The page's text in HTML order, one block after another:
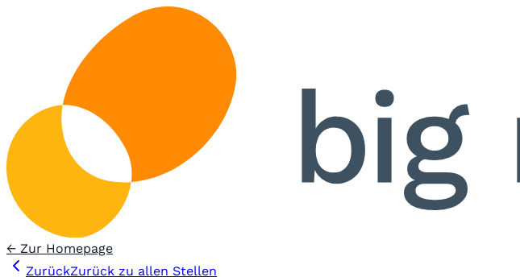
← Zur Homepage
ZurückZurück zu allen Stellen